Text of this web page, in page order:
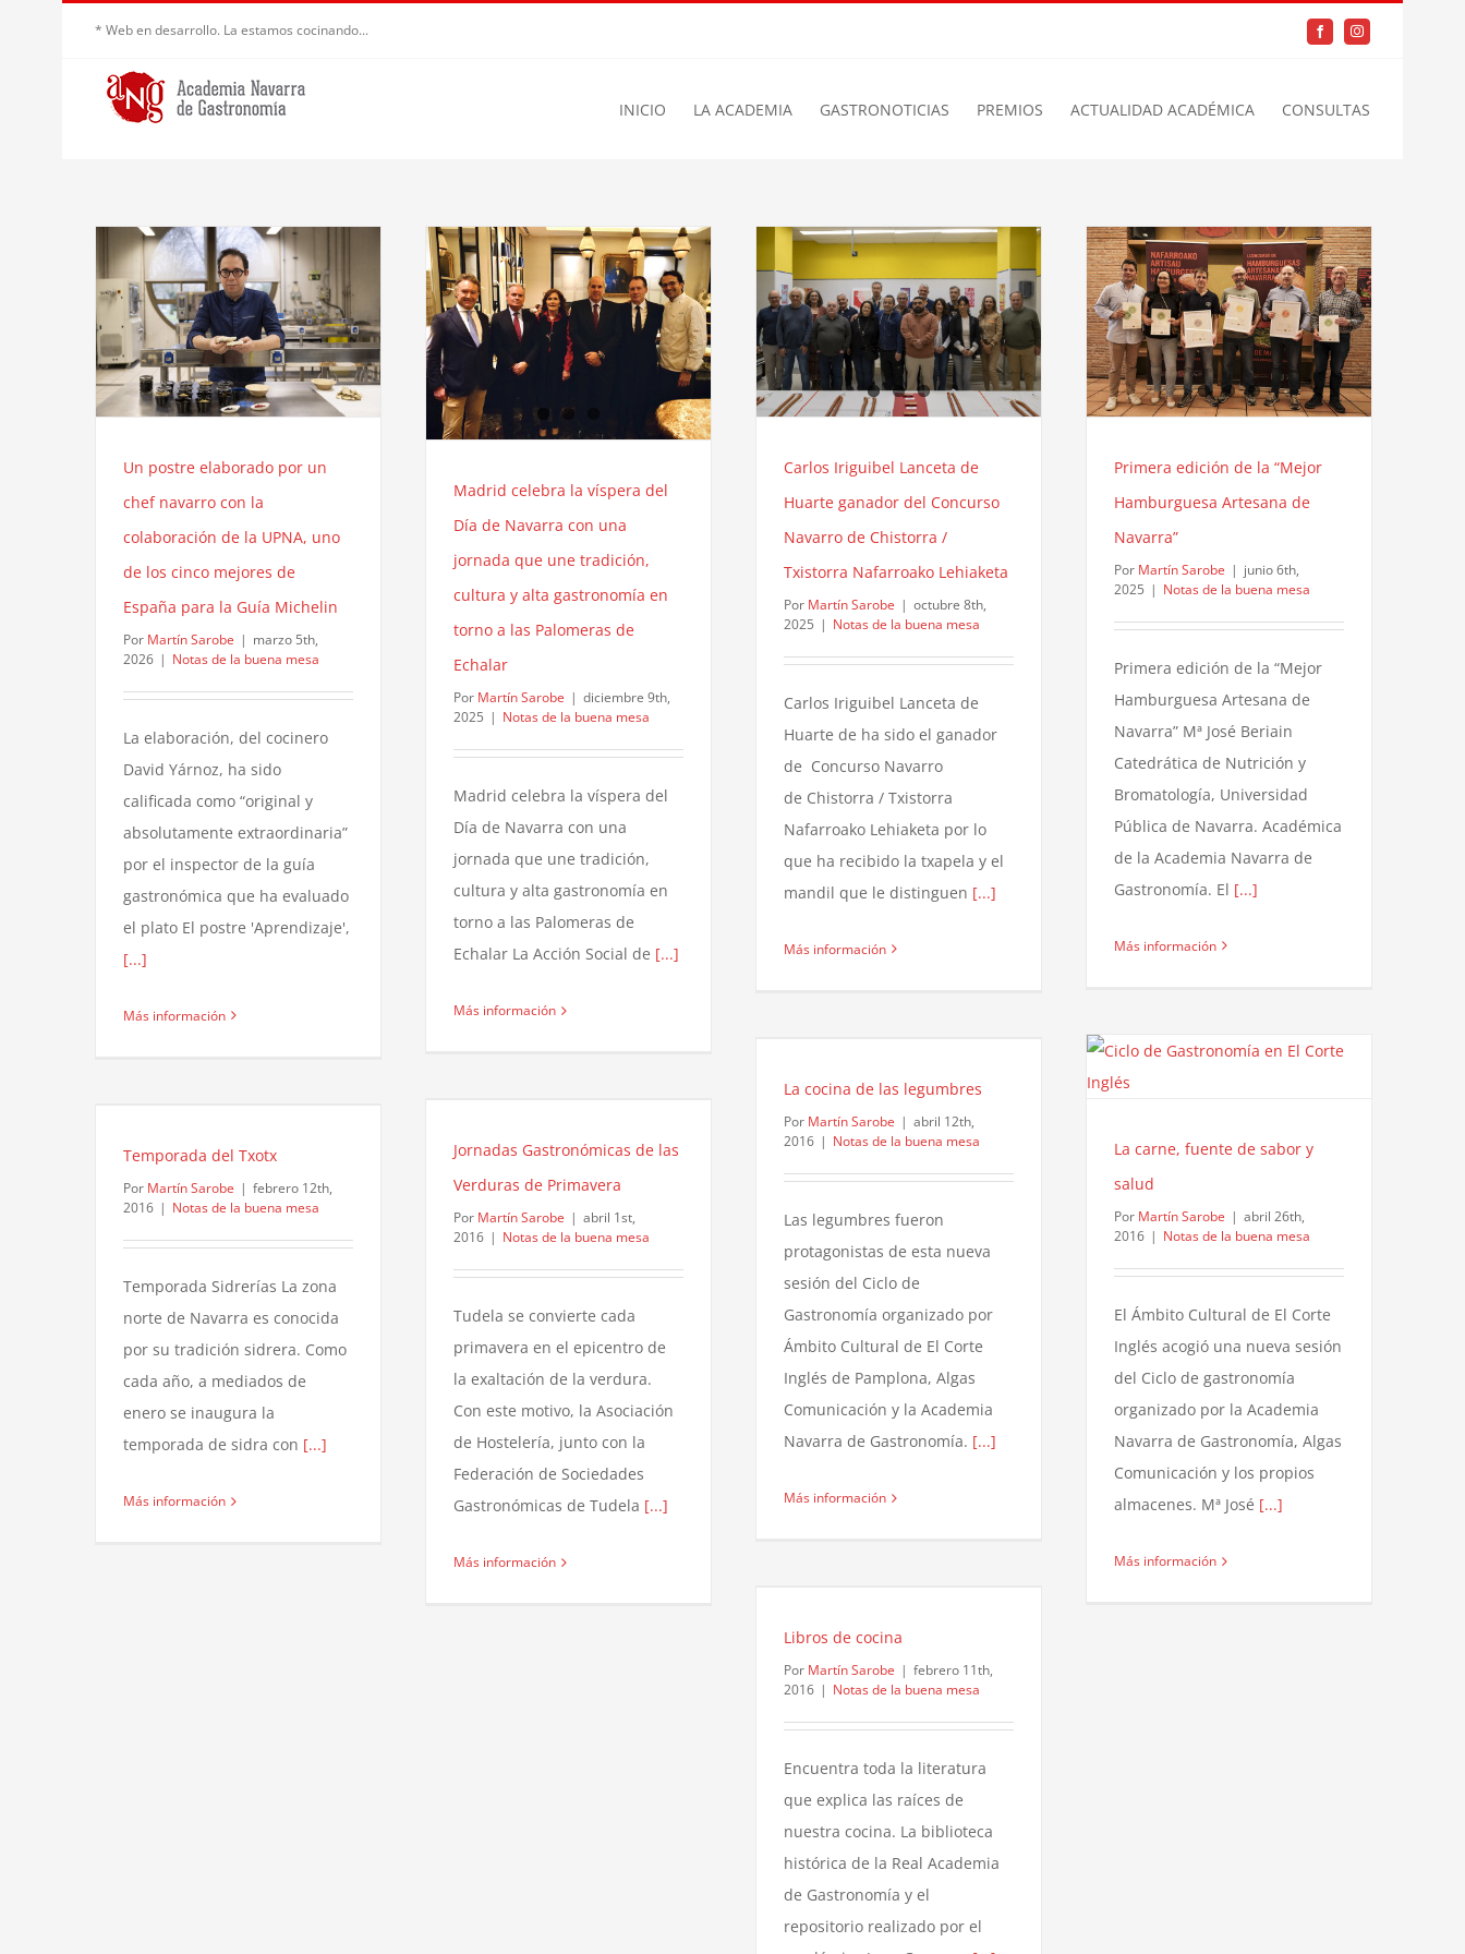
* Web en desarrollo. La estamos cocinando... FacebookInstagram
INICIO LA ACADEMIA GASTRONOTICIAS PREMIOS ACTUALIDAD ACADÉMICA CONSULTAS
Un postre elaborado por un
chef navarro con la
colaboración de la UPNA, uno
de los cinco mejores de
España para la Guía Michelin
Por Martín Sarobe | marzo 5th,
2026 | Notas de la buena mesa
La elaboración, del cocinero
David Yárnoz, ha sido
calificada como “original y
absolutamente extraordinaria”
por el inspector de la guía
gastronómica que ha evaluado
el plato El postre 'Aprendizaje',
[...]
Más información
Madrid celebra la víspera del
Día de Navarra con una
jornada que une tradición,
cultura y alta gastronomía en
torno a las Palomeras de
Echalar
Por Martín Sarobe | diciembre 9th,
2025 | Notas de la buena mesa
Madrid celebra la víspera del
Día de Navarra con una
jornada que une tradición,
cultura y alta gastronomía en
torno a las Palomeras de
Echalar La Acción Social de [...]
Más información
Carlos Iriguibel Lanceta de
Huarte ganador del Concurso
Navarro de Chistorra /
Txistorra Nafarroako Lehiaketa
Por Martín Sarobe | octubre 8th,
2025 | Notas de la buena mesa
Carlos Iriguibel Lanceta de
Huarte de ha sido el ganador
de Concurso Navarro
de Chistorra / Txistorra
Nafarroako Lehiaketa por lo
que ha recibido la txapela y el
mandil que le distinguen [...]
Más información
Primera edición de la “Mejor
Hamburguesa Artesana de
Navarra”
Por Martín Sarobe | junio 6th,
2025 | Notas de la buena mesa
Primera edición de la “Mejor
Hamburguesa Artesana de
Navarra” Mª José Beriain
Catedrática de Nutrición y
Bromatología, Universidad
Pública de Navarra. Académica
de la Academia Navarra de
Gastronomía. El [...]
Más información
La carne, fuente de sabor y
salud
Por Martín Sarobe | abril 26th,
2016 | Notas de la buena mesa
El Ámbito Cultural de El Corte
Inglés acogió una nueva sesión
del Ciclo de gastronomía
organizado por la Academia
Navarra de Gastronomía, Algas
Comunicación y los propios
almacenes. Mª José [...]
Más información
La cocina de las legumbres
Por Martín Sarobe | abril 12th,
2016 | Notas de la buena mesa
Las legumbres fueron
protagonistas de esta nueva
sesión del Ciclo de
Gastronomía organizado por
Ámbito Cultural de El Corte
Inglés de Pamplona, Algas
Comunicación y la Academia
Navarra de Gastronomía. [...]
Más información
Jornadas Gastronómicas de las
Verduras de Primavera
Por Martín Sarobe | abril 1st,
2016 | Notas de la buena mesa
Tudela se convierte cada
primavera en el epicentro de
la exaltación de la verdura.
Con este motivo, la Asociación
de Hostelería, junto con la
Federación de Sociedades
Gastronómicas de Tudela [...]
Más información
Temporada del Txotx
Por Martín Sarobe | febrero 12th,
2016 | Notas de la buena mesa
Temporada Sidrerías La zona
norte de Navarra es conocida
por su tradición sidrera. Como
cada año, a mediados de
enero se inaugura la
temporada de sidra con [...]
Más información
Libros de cocina
Por Martín Sarobe | febrero 11th,
2016 | Notas de la buena mesa
Encuentra toda la literatura
que explica las raíces de
nuestra cocina. La biblioteca
histórica de la Real Academia
de Gastronomía y el
repositorio realizado por el